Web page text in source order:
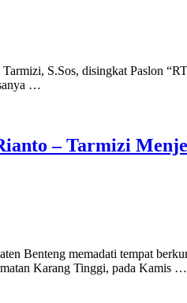
S.Sos, disingkat Paslon
…
– Tarmizi
Benteng memadati tempat
Karang Tinggi, pada Kamis …